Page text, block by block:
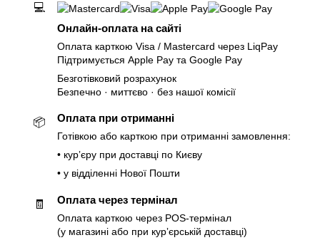
💻
Онлайн-оплата на сайті
Оплата карткою Visa / Mastercard через LiqPay
Підтримується Apple Pay та Google Pay
Безготівковий розрахунок
Безпечно · миттєво · без нашої комісії
📦 Оплата при отриманні
Готівкою або карткою при отриманні замовлення:
• курʼєру при доставці по Києву
• у відділенні Нової Пошти
🧾 Оплата через термінал
Оплата карткою через POS-термінал
(у магазині або при курʼєрській доставці)